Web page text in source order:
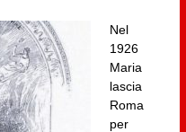
Nel
1926
Maria
lascia
Roma
per